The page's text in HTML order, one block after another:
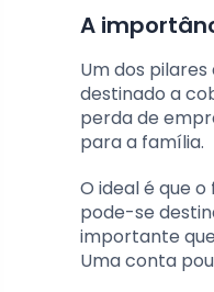
A
Um dos
destinado a
perda de
para a família.
O ideal é que
pode-se
importante
Uma conta